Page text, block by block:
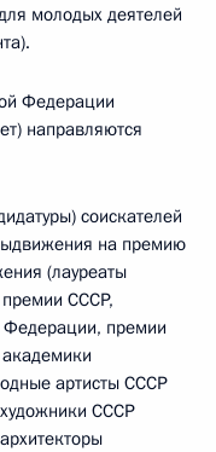
молодых деятелей
Федерации
направляются
соискателей
на премию
(лауреаты
премии СССР,
Федерации, премии
артисты СССР
СССР